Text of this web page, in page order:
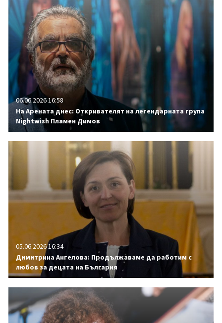
06.06.2026 16:58
На Арената днес: Откривателят на легендарната група
Nightwish Пламен Димов
05.06.2026 16:34
Димитрина Ангелова: Продължаваме да работим с
любов за децата на България